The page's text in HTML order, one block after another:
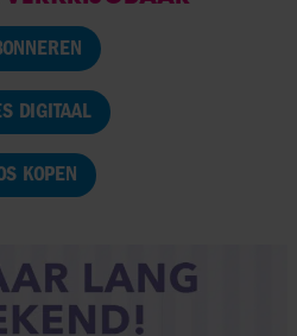
DIGITAAL
KOPEN